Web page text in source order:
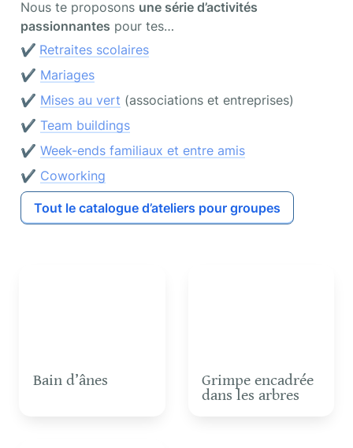
Nous te proposons une série d’activités
passionnantes pour tes…
✔️ Retraites scolaires
✔️ Mariages
✔️ Mises au vert (associations et entreprises)
✔️ Team buildings
✔️ Week-ends familiaux et entre amis
✔️ Coworking
Tout le catalogue d’ateliers pour groupes
Bain d’ânes
Grimpe encadrée
dans les arbres